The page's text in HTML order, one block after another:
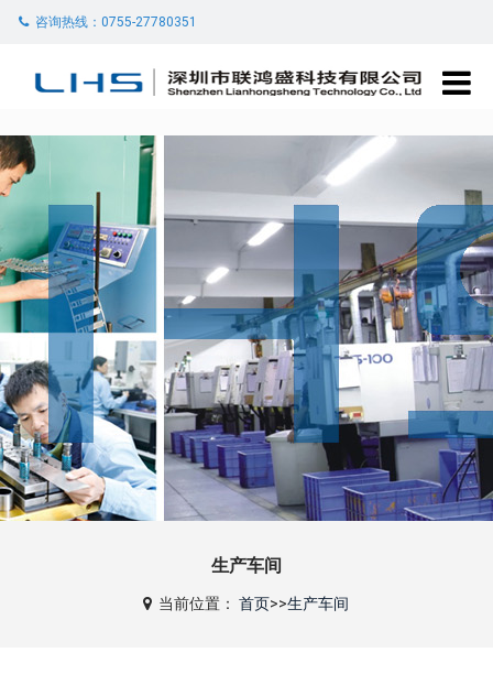
咨询热线：0755-27780351
生产车间
当前位置：首页>>生产车间